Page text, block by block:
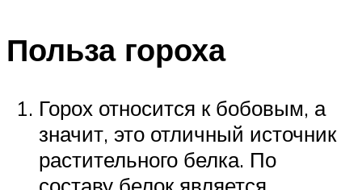
Польза гороха
Горох относится к бобовым, а
значит, это отличный источник
растительного белка. По